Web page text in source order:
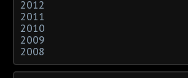
2012
2011
2010
2009
2008